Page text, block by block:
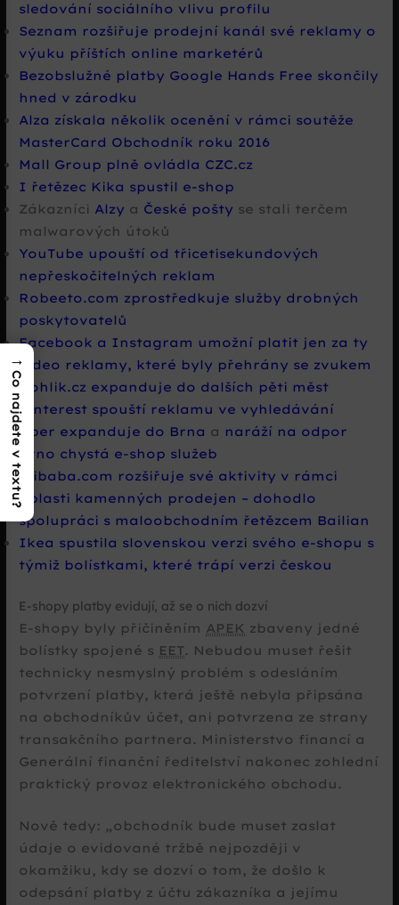
sledování sociálního vlivu profilu
Seznam rozšiřuje prodejní kanál své reklamy o
výuku příštích online marketérů
Bezobslužné platby Google Hands Free skončily
hned v zárodku
Alza získala několik ocenění v rámci soutěže
MasterCard Obchodník roku 2016
Mall Group plně ovládla CZC.cz
I řetězec Kika spustil e-shop
Zákazníci Alzy a České pošty se stali terčem
malwarových útoků
YouTube upouští od třicetisekundových
nepřeskočitelných reklam
Robeeto.com zprostředkuje služby drobných
poskytovatelů
Facebook a Instagram umožní platit jen za ty
video reklamy, které byly přehrány se zvukem
Rohlik.cz expanduje do dalších pěti měst
Pinterest spouští reklamu ve vyhledávání
Uber expanduje do Brna a naráží na odpor
Brno chystá e-shop služeb
Alibaba.com rozšiřuje své aktivity v rámci
oblasti kamenných prodejen – dohodlo
spolupráci s maloobchodním řetězcem Bailian
Ikea spustila slovenskou verzi svého e-shopu s
týmiž bolístkami, které trápí verzi českou
E-shopy platby evidují, až se o nich dozví
E-shopy byly přičiněním APEK zbaveny jedné
bolístky spojené s EET. Nebudou muset řešit
technicky nesmyslný problém s odesláním
potvrzení platby, která ještě nebyla připsána
na obchodníkův účet, ani potvrzena ze strany
transakčního partnera. Ministerstvo financí a
Generální finanční ředitelství nakonec zohlední
praktický provoz elektronického obchodu.
Nově tedy:
obchodník bude muset zaslat
údaje o evidované tržbě nejpozději v
okamžiku, kdy se dozví o tom, že došlo k
odepsání platby z účtu zákazníka a jejímu
→
Co najdete v textu?